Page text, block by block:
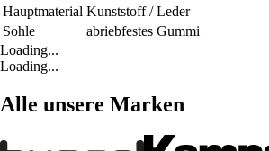
Hauptmaterial Kunststoff / Leder
Sohle
abriebfestes Gummi
Loading...
Loading...
Alle unsere Marken